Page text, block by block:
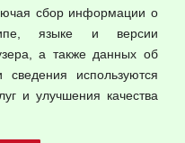
сбор информации о
языке и версии
а также данных об
сведения используются
и улучшения качества